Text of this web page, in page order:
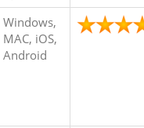
Windows,
MAC, iOS,
Android